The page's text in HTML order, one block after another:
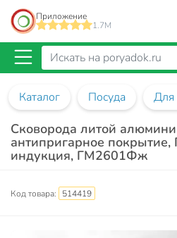
Приложение
1.7M
Каталог Посуда Для
Сковорода литой
антипригарное покрытие,
индукция, ГМ2601Фж
Код товара: 514419